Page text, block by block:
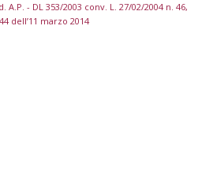
A.P. - DL 353/2003 conv. L. 27/02/2004 n. 46,
dell’11 marzo 2014